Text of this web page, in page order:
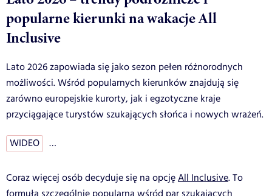
popularne kierunki na wakacje All
Inclusive
Lato 2026 zapowiada się jako sezon pełen różnorodnych
możliwości. Wśród popularnych kierunków znajdują się
zarówno europejskie kurorty, jak i egzotyczne kraje
przyciągające turystów szukających słońca i nowych wrażeń.
WIDEO …
Coraz więcej osób decyduje się na opcjęAll Inclusive. To